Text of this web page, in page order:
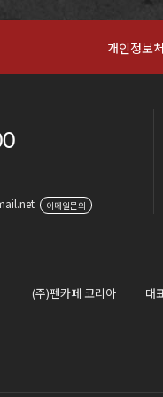
개인정보
이메일문의
(주)펜카페 코리아 대